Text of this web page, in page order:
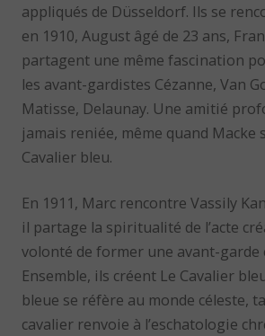
appliqués de Düsseldorf. Ils se
en 1910, August âgé de 23 ans,
partagent une même fascination
les avant-gardistes Cézanne, Van
Matisse, Delaunay. Une amitié
jamais reniée, même quand Macke
Cavalier bleu.
En 1911, Marc rencontre Vassily
il partage la spiritualité de l’acte
volonté de former une avant-garde
Ensemble, ils créent Le Cavalier
bleue se réfère au monde céleste,
cavalier renvoie à l’eschatologie